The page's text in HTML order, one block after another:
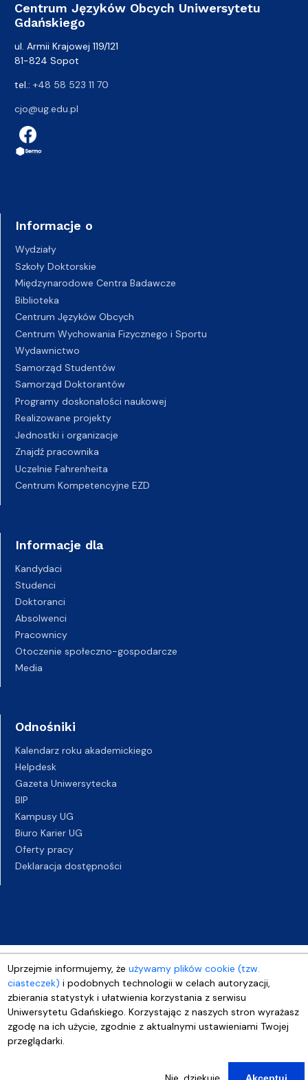
Uprzejmie informujemy, żeużywamy plików cookie (tzw.
ciasteczek) i podobnych technologii w celach autoryzacji,
zbierania statystyk i ułatwienia korzystania z serwisu
Uniwersytetu Gdańskiego. Korzystając z naszych stron wyrażasz
zgodę na ich użycie, zgodnie z aktualnymi ustawieniami Twojej
przeglądarki.
Centrum Języków Obcych Uniwersytetu
Gdańskiego
ul. Armii Krajowej 119/121
81-824 Sopot
tel.: +48 58 523 11 70
cjo@ug.edu.pl
Informacje o
Wydziały
Szkoły Doktorskie
Międzynarodowe Centra Badawcze
Biblioteka
Centrum Języków Obcych
Centrum Wychowania Fizycznego i Sportu
Wydawnictwo
Samorząd Studentów
Samorząd Doktorantów
Programy doskonałości naukowej
Realizowane projekty
Jednostki i organizacje
Znajdź pracownika
Uczelnie Fahrenheita
Centrum Kompetencyjne EZD
Informacje dla
Kandydaci
Studenci
Doktoranci
Absolwenci
Pracownicy
Otoczenie społeczno-gospodarcze
Media
Odnośniki
Kalendarz roku akademickiego
Helpdesk
Gazeta Uniwersytecka
BIP
Kampusy UG
Biuro Karier UG
Oferty pracy
Deklaracja dostępności